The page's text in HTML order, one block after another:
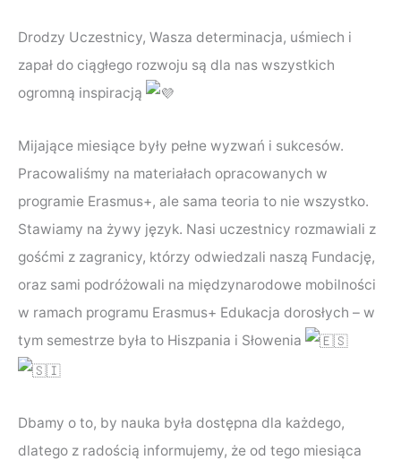
Drodzy Uczestnicy, Wasza determinacja, uśmiech i
zapał do ciągłego rozwoju są dla nas wszystkich
ogromną inspiracją
Mijające miesiące były pełne wyzwań i sukcesów.
Pracowaliśmy na materiałach opracowanych w
programie Erasmus+, ale sama teoria to nie wszystko.
Stawiamy na żywy język. Nasi uczestnicy rozmawiali z
gośćmi z zagranicy, którzy odwiedzali naszą Fundację,
oraz sami podróżowali na międzynarodowe mobilności
w ramach programu Erasmus+ Edukacja dorosłych – w
tym semestrze była to Hiszpania i Słowenia
Dbamy o to, by nauka była dostępna dla każdego,
dlatego z radością informujemy, że od tego miesiąca